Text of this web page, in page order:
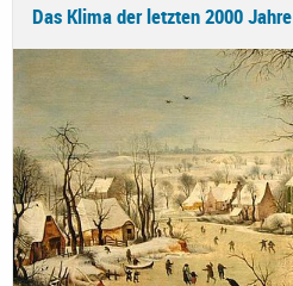
Das Klima der letzten 2000 Jahre